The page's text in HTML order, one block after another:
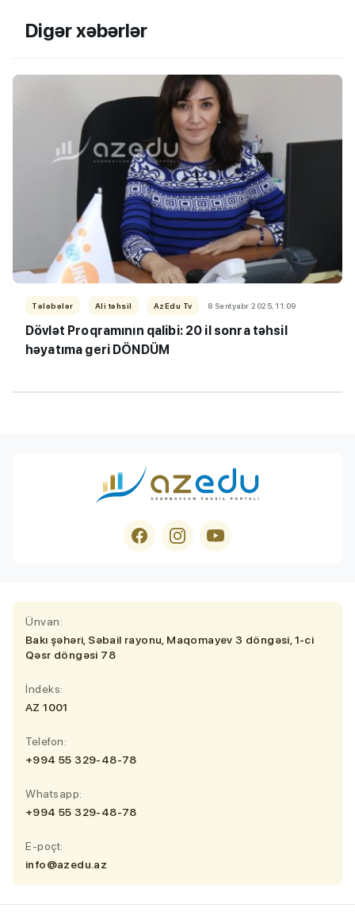
Digər xəbərlər
Tələbələr Ali təhsil AzEdu Tv 8 Sentyabr 2025, 11:09
Dövlət Proqramının qalibi: 20 il sonra təhsil
həyatıma geri DÖNDÜM
Ünvan:
Bakı şəhəri, Səbail rayonu, Maqomayev 3 döngəsi, 1-ci
Qəsr döngəsi 78
İndeks:
AZ 1001
Telefon:
+994 55 329-48-78
Whatsapp:
+994 55 329-48-78
E-poçt:
info@azedu.az